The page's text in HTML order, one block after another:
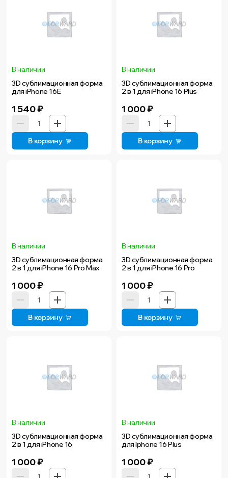
В наличии
3D сублимационная форма
для iPhone 16E
1 540₽
В корзину
В наличии
3D сублимационная форма
2 в 1 для iPhone 16 Plus
1 000₽
В корзину
В наличии
3D сублимационная форма
2 в 1 для iPhone 16 Pro Max
1 000₽
В корзину
В наличии
3D сублимационная форма
2 в 1 для iPhone 16 Pro
1 000₽
В корзину
В наличии
3D сублимационная форма
2 в 1 для iPhone 16
1 000₽
В наличии
3D сублимационная форма
для Iphone 16 Plus
1 000₽